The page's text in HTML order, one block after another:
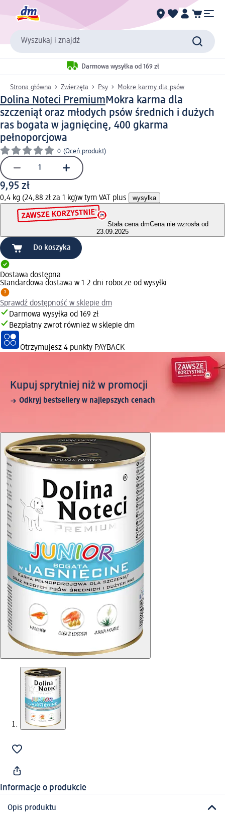
Wyszukaj i znajdź
Darmowa wysyłka od 169 zł
Strona główna Zwierzęta Psy Mokre karmy dla psów
Dolina Noteci PremiumMokra karma dla
szczeniąt oraz młodych psów średnich i dużych
ras bogata w jagnięcinę, 400 gkarma
pełnoporcjowa
0 (Oceń produkt)
9,95 zł
0,4 kg (24,88 zł za 1 kg)w tym VAT plus wysyłka
Stała cena dmCena nie wzrosła od
23.09.2025
Do koszyka
Dostawa dostępna
Standardowa dostawa w 1-2 dni robocze od wysyłki
Sprawdź dostępność w sklepie dm
Darmowa wysyłka od 169 zł
Bezpłatny zwrot również w sklepie dm
Otrzymujesz 4 punkty PAYBACK
Kupuj sprytniej niż w promocji
Odkryj bestsellery w najlepszych cenach
Informacje o produkcie
Opis produktu